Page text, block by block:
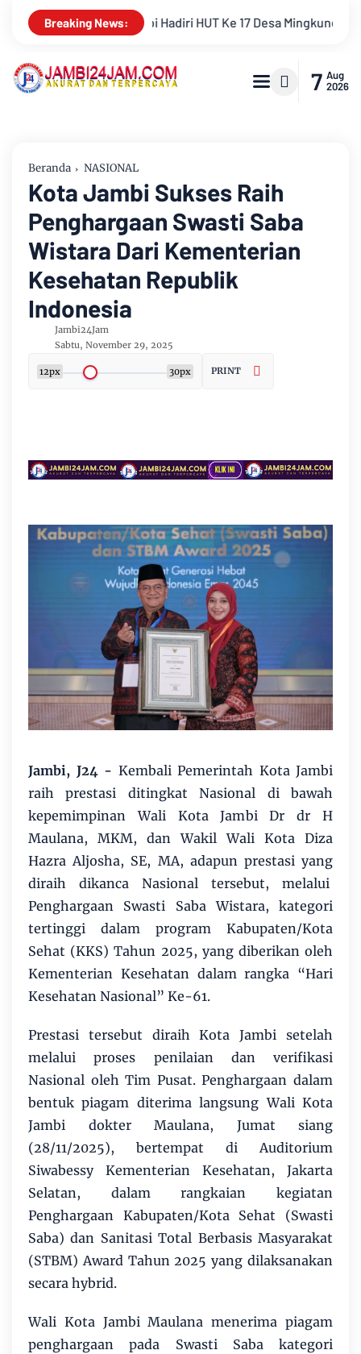
Breaking News:
Jaya Ajak Warga Menuju Desa Mandiri 2026
7 Aug
2026
Beranda NASIONAL
Kota Jambi Sukses Raih
Penghargaan Swasti Saba
Wistara Dari Kementerian
Kesehatan Republik
Indonesia
Jambi24Jam
Sabtu, November 29, 2025
12px 30px PRINT
Jambi, J24 - Kembali Pemerintah Kota Jambi
raih prestasi ditingkat Nasional di bawah
kepemimpinan Wali Kota Jambi Dr dr H
Maulana, MKM, dan Wakil Wali Kota Diza
Hazra Aljosha, SE, MA, adapun prestasi yang
diraih dikanca Nasional tersebut, melalui
Penghargaan Swasti Saba Wistara, kategori
tertinggi dalam program Kabupaten/Kota
Sehat (KKS) Tahun 2025, yang diberikan oleh
Kementerian Kesehatan dalam rangka “Hari
Kesehatan Nasional” Ke-61.
Prestasi tersebut diraih Kota Jambi setelah
melalui proses penilaian dan verifikasi
Nasional oleh Tim Pusat. Penghargaan dalam
bentuk piagam diterima langsung Wali Kota
Jambi dokter Maulana, Jumat siang
(28/11/2025), bertempat di Auditorium
Siwabessy Kementerian Kesehatan, Jakarta
Selatan, dalam rangkaian kegiatan
Penghargaan Kabupaten/Kota Sehat (Swasti
Saba) dan Sanitasi Total Berbasis Masyarakat
(STBM) Award Tahun 2025 yang dilaksanakan
secara hybrid.
Wali Kota Jambi Maulana menerima piagam
penghargaan pada Swasti Saba kategori